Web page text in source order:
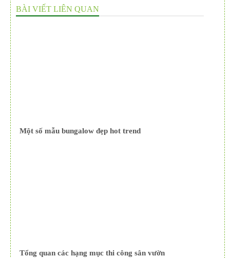
BÀI VIẾT LIÊN QUAN
Một số mẫu bungalow đẹp hot trend
Tổng quan các hạng mục thi công sân vườn